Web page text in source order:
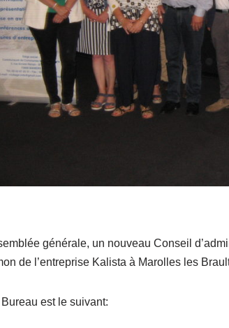
générale, un nouveau Conseil
de l’entreprise Kalista à Marolles les
est le suivant: